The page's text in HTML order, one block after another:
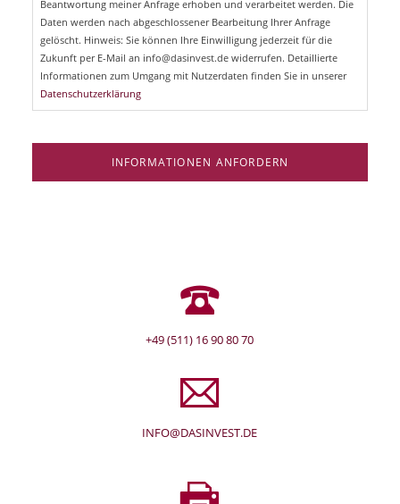
Beantwortung meiner Anfrage erhoben und verarbeitet werden. Die
Daten werden nach abgeschlossener Bearbeitung Ihrer Anfrage
gelöscht. Hinweis: Sie können Ihre Einwilligung jederzeit für die
Zukunft per E-Mail an info@dasinvest.de widerrufen. Detaillierte
Informationen zum Umgang mit Nutzerdaten finden Sie in unserer
Datenschutzerklärung
INFORMATIONEN ANFORDERN
+49 (511) 16 90 80 70
INFO@DASINVEST.DE